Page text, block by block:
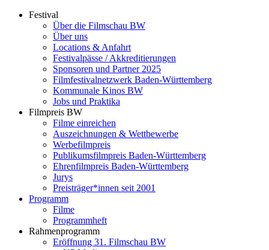
Festival
Über die Filmschau BW
Über uns
Locations & Anfahrt
Festivalpässe / Akkreditierungen
Sponsoren und Partner 2025
Filmfestivalnetzwerk ­Baden-Württemberg
Kommunale Kinos BW
Jobs und Praktika
Filmpreis BW
Filme einreichen
Auszeichnungen & Wettbewerbe
Werbefilmpreis
Publikumsfilmpreis Baden-Württemberg
Ehrenfilmpreis Baden-Württemberg
Jurys
Preisträger*innen seit 2001
Programm
Filme
Programmheft
Rahmenprogramm
Eröffnung 31. Filmschau BW